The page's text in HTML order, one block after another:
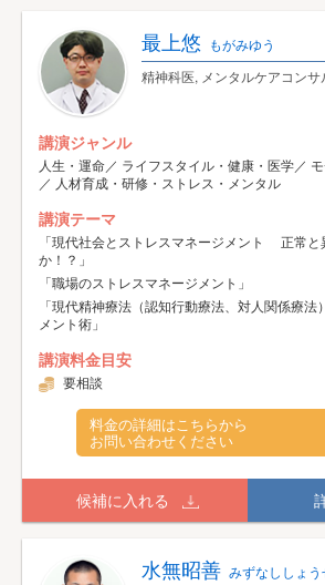
最上悠 もがみゆう
精神科医, メンタルケアコンサ
講演ジャンル
人生・運命／ ライフスタイル・健康・医学／
／ 人材育成・研修・ストレス・メンタル
講演テーマ
「現代社会とストレスマネージメント 正常と
か！？」
「職場のストレスマネージメント」
「現代精神療法（認知行動療法、対人関係療法
メント術」
講演料金目安
要相談
料金の詳細はこちらから
お問い合わせください
候補に入れる
水無昭善 みずなししょう